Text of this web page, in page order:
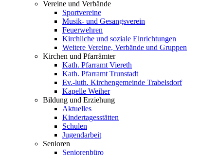
Vereine und Verbände
Sportvereine
Musik- und Gesangsverein
Feuerwehren
Kirchliche und soziale Einrichtungen
Weitere Vereine, Verbände und Gruppen
Kirchen und Pfarrämter
Kath. Pfarramt Viereth
Kath. Pfarramt Trunstadt
Ev.-luth. Kirchengemeinde Trabelsdorf
Kapelle Weiher
Bildung und Erziehung
Aktuelles
Kindertagesstätten
Schulen
Jugendarbeit
Senioren
Seniorenbüro